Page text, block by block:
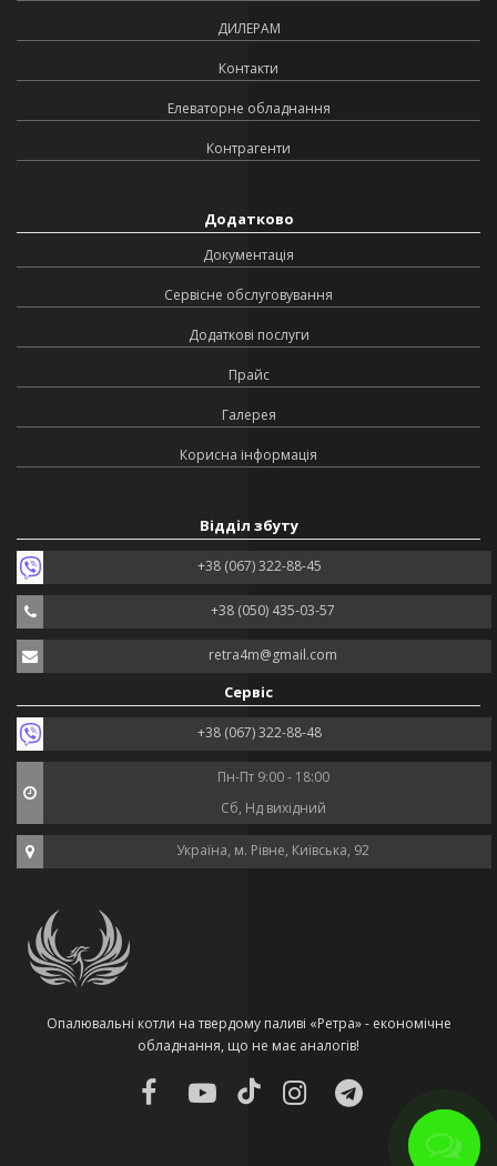
ДИЛЕРАМ
Контакти
Елеваторне обладнання
Контрагенти
Додатково
Документація
Сервісне обслуговування
Додаткові послуги
Прайс
Галерея
Корисна інформація
Відділ збуту
+38 (067) 322-88-45
+38 (050) 435-03-57
retra4m@gmail.com
Сервіс
+38 (067) 322-88-48
Пн-Пт 9:00 - 18:00
Сб, Нд вихідний
Україна, м. Рівне, Київська, 92
Опалювальні котли на твердому паливі «Ретра» - економічне
обладнання, що не має аналогів!